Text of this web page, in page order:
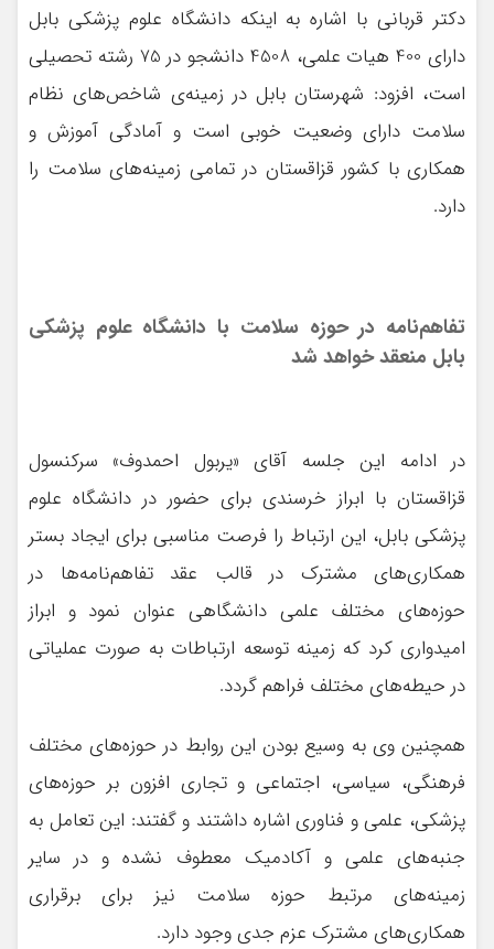
دکتر قربانی با اشاره به اینکه دانشگاه علوم پزشکی بابل
دارای 400 هیات علمی، 4508 دانشجو در 75 رشته تحصیلی
است، افزود: شهرستان بابل در زمینه‌ی شاخص‌های نظام
سلامت داراي وضعيت خوبي است و آمادگي آموزش و
همکاري با کشور قزاقستان در تمامي زمینه‌های سلامت را
دارد.
تفاهم‌نامه در حوزه سلامت با دانشگاه علوم پزشکی
بابل منعقد خواهد شد
در ادامه این جلسه آقای «یربول احمدوف» سرکنسول
قزاقستان با ابراز خرسندی برای حضور در دانشگاه علوم
پزشکی بابل، این ارتباط را فرصت مناسبی برای ایجاد بستر
همکاری‌های مشترک در قالب عقد تفاهم‌نامه‌ها در
حوزه‌های مختلف علمی دانشگاهی عنوان نمود و ابراز
امیدواری کرد که زمینه توسعه ارتباطات به صورت عملیاتی
در حیطه‌های مختلف فراهم گردد.
همچنین وی به وسیع بودن این روابط در حوزه‌های مختلف
فرهنگی، سیاسی، اجتماعی و تجاری افزون بر حوزه‌های
پزشکی، علمی و فناوری اشاره داشتند و گفتند: این تعامل به
جنبه‌های علمی و آکادمیک معطوف نشده و در سایر
زمینه‌های مرتبط حوزه سلامت نیز برای برقراری
همکاری‌های مشترک عزم جدی وجود دارد.